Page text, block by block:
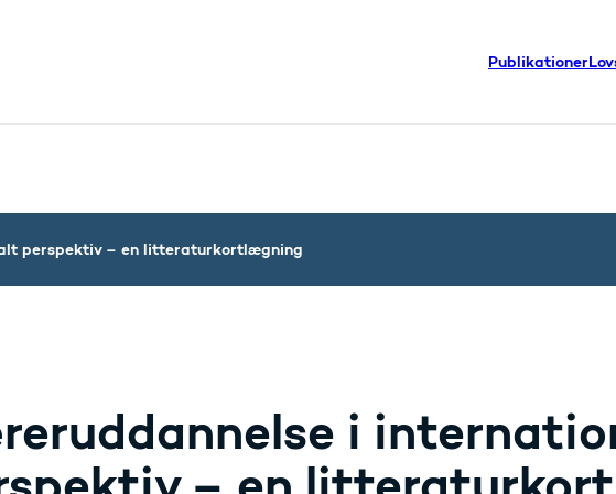
Publikationer
links- Flere links
perspektiv – en litteraturkortlægning
i